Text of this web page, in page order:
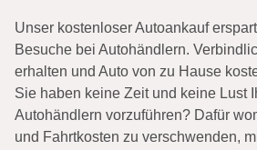
Unser kostenloser Autoankauf
Besuche bei Autohändlern.
erhalten und Auto von zu Hause
Sie haben keine Zeit und keine Lust
Autohändlern vorzuführen? Dafür
und Fahrtkosten zu verschwenden,